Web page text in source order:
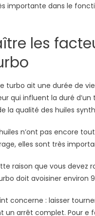
importante dans le
les
turbo ait une durée de
qui influent la duré
la qualité des huiles
n’ont pas encore
elles sont très
raison que vous devez
doit avoisiner environ
concerne : laisser
un arrêt complet. Pour e